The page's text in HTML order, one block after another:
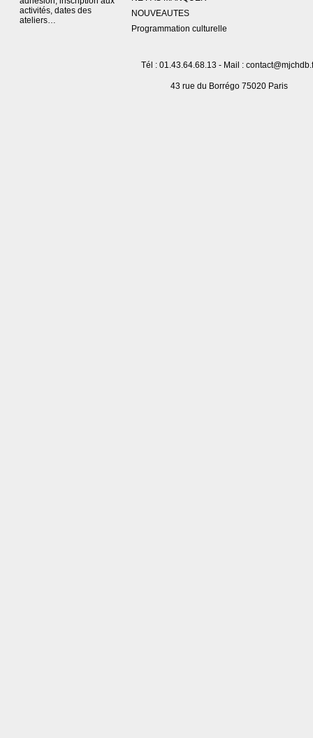
activités, dates des
ateliers…
NOUVEAUTES
Programmation culturelle
Tél : 01.43.64.68.13 - Mail :
43 rue du Borrégo 75020 Paris